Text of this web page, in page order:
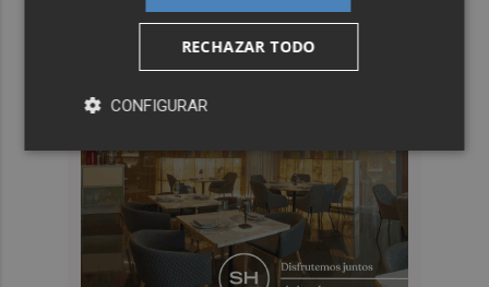
RECHAZAR TODO
CONFIGURAR